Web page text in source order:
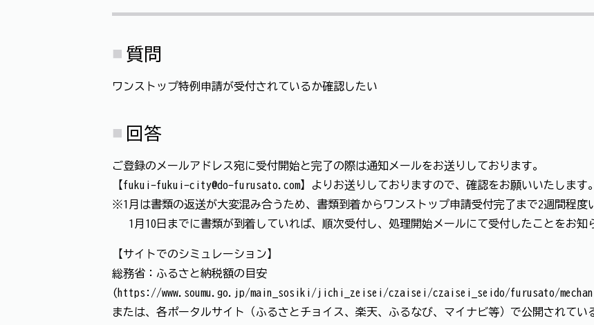
質問
ワンストップ特例申請が受付されているか確認したい
回答
ご登録のメールアドレス宛に受付開始と完了の際は通知メールをお送りしております。
【fukui-fukui-city@do-furusato.com】よりお送りしておりますので、確認をお願いいたします。
※1月は書類の返送が大変混み合うため、書類到着からワンストップ申請受付完了まで2週間程度
1月10日までに書類が到着していれば、順次受付し、処理開始メールにて受付したことをお知
【サイトでのシミュレーション】
総務省：ふるさと納税額の目安
(https://www.soumu.go.jp/main_sosiki/jichi_zeisei/czaisei/czaisei_seido/furusato/
または、各ポータルサイト（ふるさとチョイス、楽天、ふるなび、マイナビ等）で公開されてい